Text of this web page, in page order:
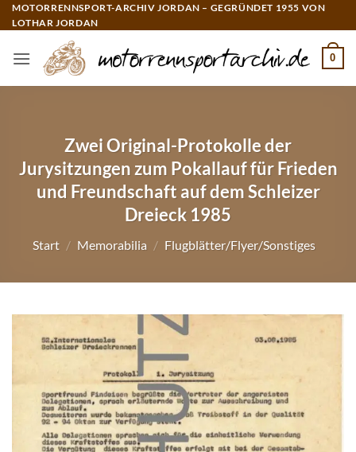
Zum
Inhalt
MOTORRENNSPORT-ARCHIV JORDAN – GEGRÜNDET 1955 VON
LOTHAR JORDAN
0
Zwei Original-Protokolle der
Jurysitzungen zum Pokallauf für Frieden
und Freundschaft auf dem Schleizer
Dreieck 1985
Start / Memorabilia / Flugblätter/Flyer/Sonstiges